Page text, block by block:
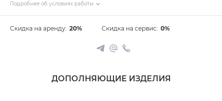
Подробнее об условиях работы
Скидка на аренду: 20% Скидка на сервис: 0%
ДОПОЛНЯЮЩИЕ ИЗДЕЛИЯ